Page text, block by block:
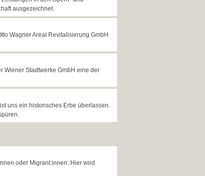
ausgezeichnet.
Wagner Areal Revitalisierung GmbH
Wiener Stadtwerke GmbH eine der
uns ein historisches Erbe überlassen.
oder Migrant:innen: Hier wird